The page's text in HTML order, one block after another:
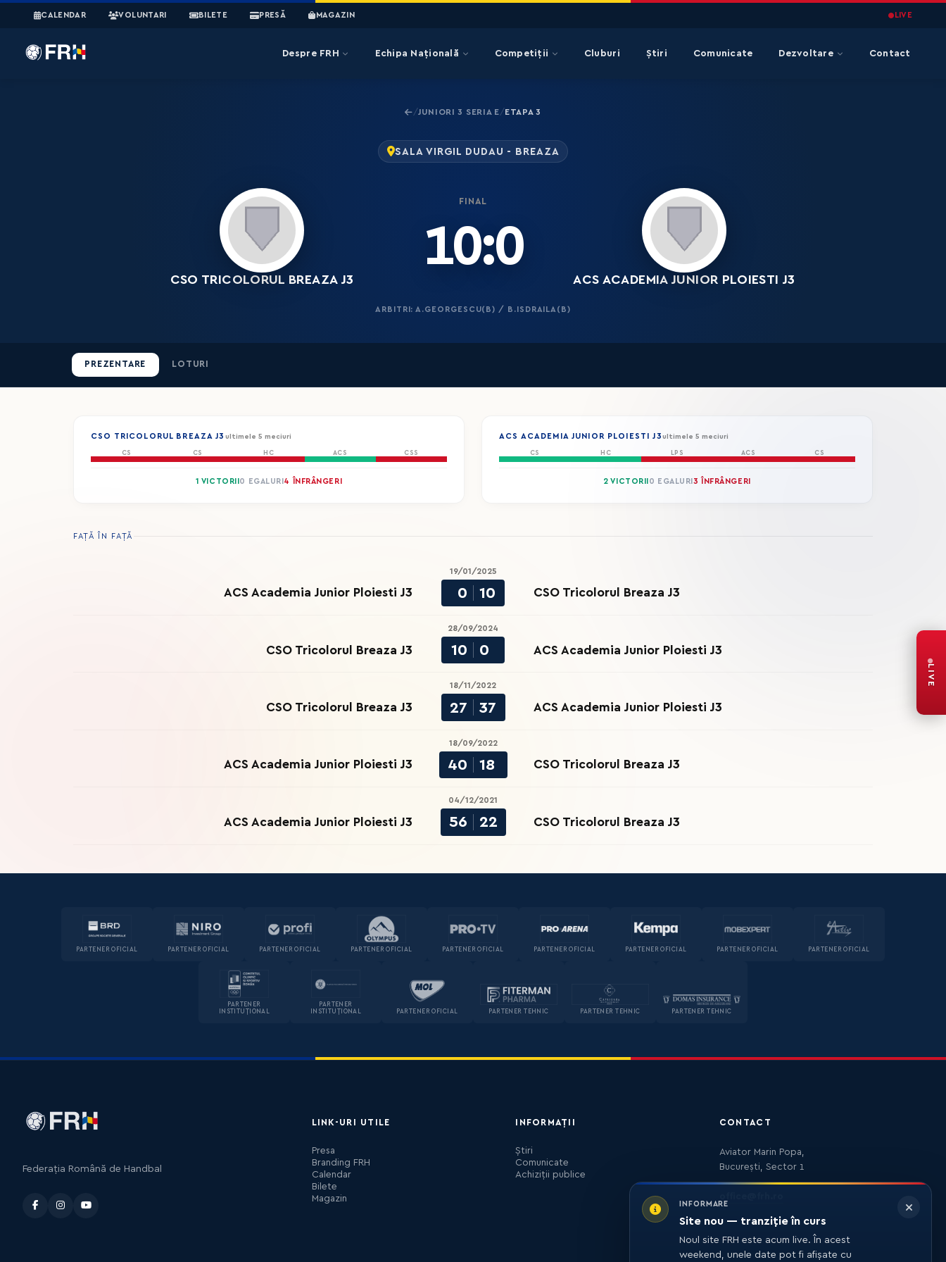
CALENDAR VOLUNTARI BILETE PRESĂ MAGAZIN LIVE
Despre FRH Echipa Națională Competiții Cluburi Știri Comunicate Dezvoltare Contact
/JUNIORI 3 SERIA E/ETAPA 3
SALA VIRGIL DUDAU - BREAZA
CSO TRICOLORUL BREAZA J3
FINAL
10:0
ACS ACADEMIA JUNIOR PLOIESTI J3
ARBITRI: A.GEORGESCU(B) / B.ISDRAILA(B)
PREZENTARE LOTURI
CSO TRICOLORUL BREAZA J3 ultimele 5 meciuri
CS CS HC ACS CSS
1 VICTORII 0 EGALURI 4 ÎNFRÂNGERI
ACS ACADEMIA JUNIOR PLOIESTI J3 ultimele 5 meciuri
CS HC LPS ACS CS
2 VICTORII 0 EGALURI 3 ÎNFRÂNGERI
FAȚĂ ÎN FAȚĂ
ACS Academia Junior Ploiesti J3
19/01/2025
0 10 CSO Tricolorul Breaza J3
CSO Tricolorul Breaza J3
28/09/2024
10 0 ACS Academia Junior Ploiesti J3
CSO Tricolorul Breaza J3
18/11/2022
27 37 ACS Academia Junior Ploiesti J3
ACS Academia Junior Ploiesti J3
18/09/2022
40 18 CSO Tricolorul Breaza J3
ACS Academia Junior Ploiesti J3
04/12/2021
56 22 CSO Tricolorul Breaza J3
PARTENER OFICIAL PARTENER OFICIAL PARTENER OFICIAL PARTENER OFICIAL PARTENER OFICIAL PARTENER OFICIAL PARTENER OFICIAL PARTENER OFICIAL PARTENER OFICIAL
PARTENER
INSTITUȚIONAL
PARTENER
INSTITUȚIONAL
PARTENER OFICIAL PARTENER TEHNIC PARTENER TEHNIC PARTENER TEHNIC
INFORMARE
Site nou — tranziție în curs
Noul site FRH este acum live. În acest
weekend, unele date pot fi afișate cu
LIVE
Federația Română de Handbal
LINK-URI UTILE
Presa
Branding FRH
Calendar
Bilete
Magazin
INFORMAȚII
Știri
Comunicate
Achiziții publice
CONTACT
Aviator Marin Popa,
București, Sector 1